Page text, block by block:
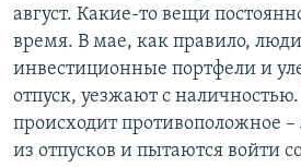
август. Какие-то вещи
время. В мае, как правило,
инвестиционные портфели и
отпуск, уезжают с наличностью.
происходит противоположное
из отпусков и пытаются войти